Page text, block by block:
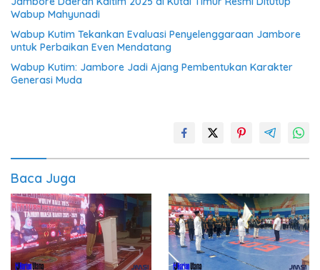
Wabup Mahyunadi
Wabup Kutim Tekankan Evaluasi Penyelenggaraan Jambore
untuk Perbaikan Even Mendatang
Wabup Kutim: Jambore Jadi Ajang Pembentukan Karakter
Generasi Muda
Baca Juga